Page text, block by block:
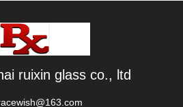
ruixin glass co., ltd